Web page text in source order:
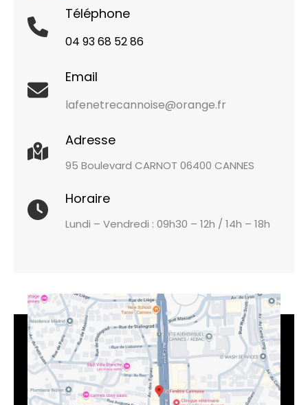
Téléphone
04 93 68 52 86
Email
lafenetrecannoise@orange.fr
Adresse
95 Boulevard CARNOT 06400 CANNES
Horaire
Lundi – Vendredi : 09h30 – 12h / 14h – 18h